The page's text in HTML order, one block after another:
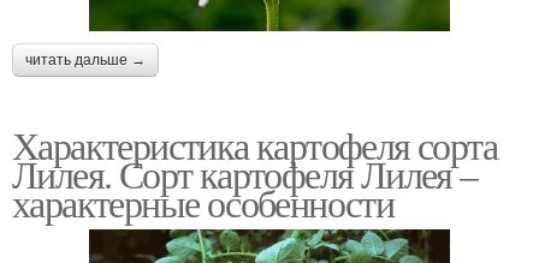
читать дальше →
Характеристика картофеля сорта
Лилея. Сорт картофеля Лилея –
характерные особенности